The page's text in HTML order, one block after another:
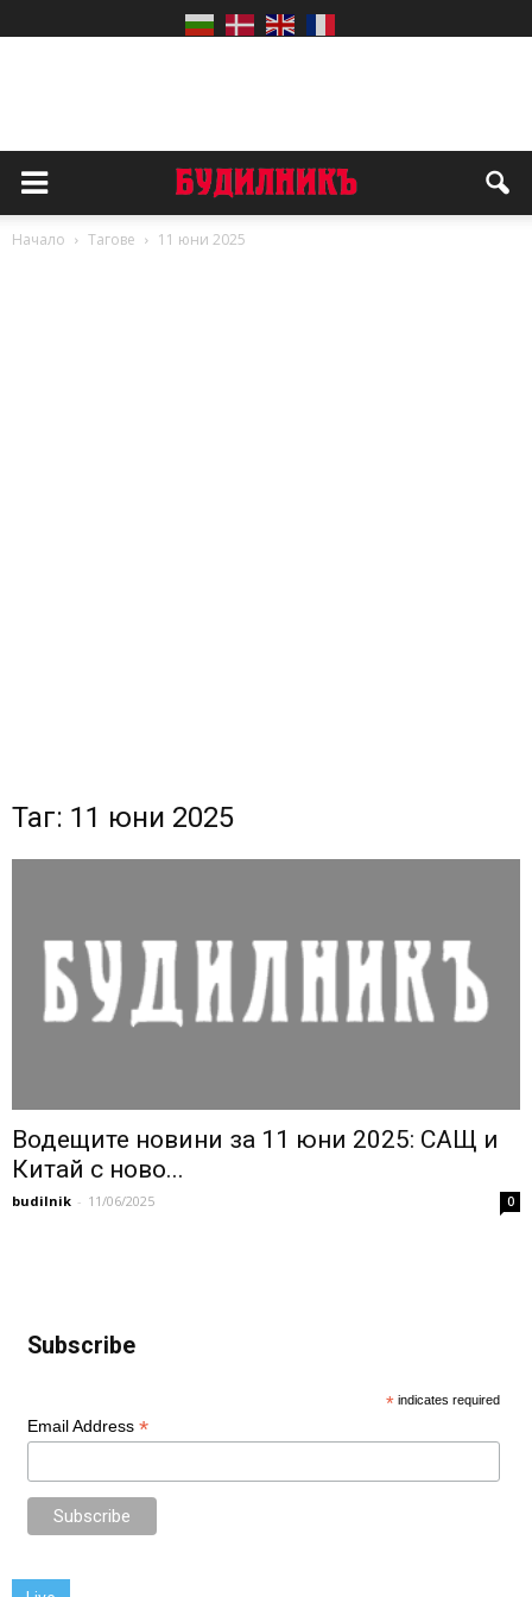
Начало Тагове 11 юни 2025
Таг: 11 юни 2025
Водещите новини за 11 юни 2025: САЩ и
Китай с ново...
budilnik - 11/06/2025 0
Subscribe
* indicates required
Email Address *